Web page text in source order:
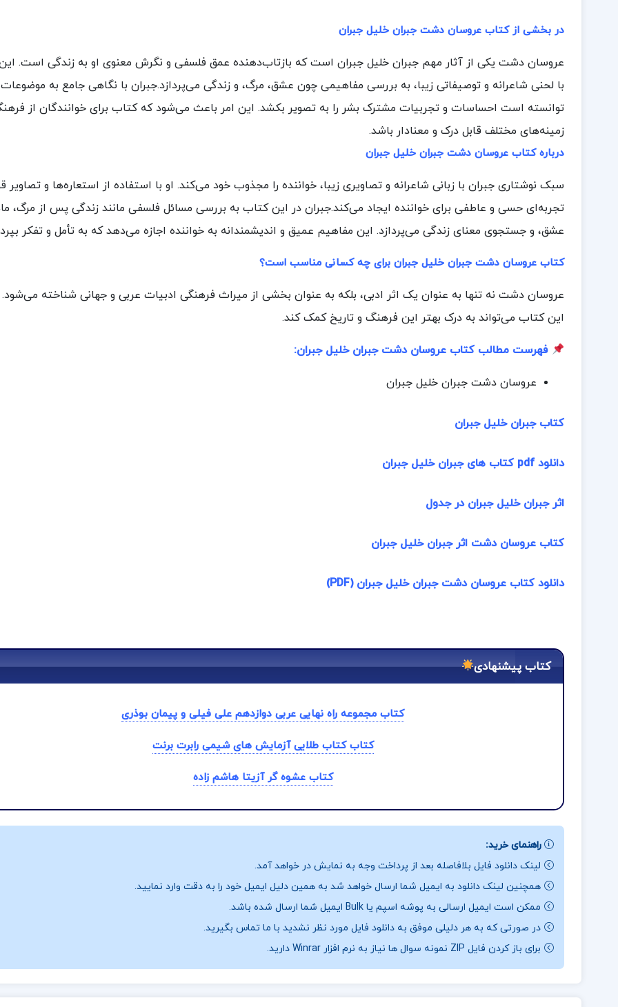
در بخشی از کتاب عروسان دشت جبران خلیل جبران
عروسان دشت یکی از آثار مهم جبران خلیل جبران است که بازتاب‌دهنده عمق فلسفی و نگرش معنوی او به زندگی است.
با لحنی شاعرانه و توصیفاتی زیبا، به بررسی مفاهیمی چون عشق، مرگ، و زندگی می‌پردازد.جبران با نگاهی جامع به موضوعات
توانسته است احساسات و تجربیات مشترک بشر را به تصویر بکشد. این امر باعث می‌شود که کتاب برای خوانندگان از
زمینه‌های مختلف قابل درک و معنادار باشد.
درباره کتاب عروسان دشت جبران خلیل جبران
سبک نوشتاری جبران با زبانی شاعرانه و تصاویری زیبا، خواننده را مجذوب خود می‌کند. او با استفاده از استعاره‌ها و تصاویر
تجربه‌ای حسی و عاطفی برای خواننده ایجاد می‌کند.جبران در این کتاب به بررسی مسائل فلسفی مانند زندگی پس از مرگ،
عشق، و جستجوی معنای زندگی می‌پردازد. این مفاهیم عمیق و اندیشمندانه به خواننده اجازه می‌دهد که به تأمل و تفکر
کتاب عروسان دشت جبران خلیل جبران برای چه کسانی مناسب است؟
عروسان دشت نه تنها به عنوان یک اثر ادبی، بلکه به عنوان بخشی از میراث فرهنگی ادبیات عربی و جهانی شناخته می‌شود.
این کتاب می‌تواند به درک بهتر این فرهنگ و تاریخ کمک کند.
فهرست مطالب کتاب عروسان دشت جبران خلیل جبران:
عروسان دشت جبران خلیل جبران
كتاب جبران خليل جبران
دانلود pdf کتاب های جبران خلیل جبران
اثر جبران خلیل جبران در جدول
کتاب عروسان دشت اثر جبران خلیل جبران
دانلود کتاب عروسان دشت جبران خلیل جبران (PDF)
کتاب پیشنهادی
کتاب مجموعه راه نهایی عربی دوازدهم علی فیلی و پیمان بوذری
کتاب کتاب طلایی آزمایش های شیمی رابرت برنت
کتاب عشوه گر آزیتا هاشم زاده
راهنمای خرید:
لینک دانلود فایل بلافاصله بعد از پرداخت وجه به نمایش در خواهد آمد.
همچنین لینک دانلود به ایمیل شما ارسال خواهد شد به همین دلیل ایمیل خود را به دقت وارد نمایید.
ممکن است ایمیل ارسالی به پوشه اسپم یا Bulk ایمیل شما ارسال شده باشد.
در صورتی که به هر دلیلی موفق به دانلود فایل مورد نظر نشدید با ما تماس بگیرید.
برای باز کردن فایل ZIP نمونه سوال ها نیاز به نرم افزار Winrar دارید.